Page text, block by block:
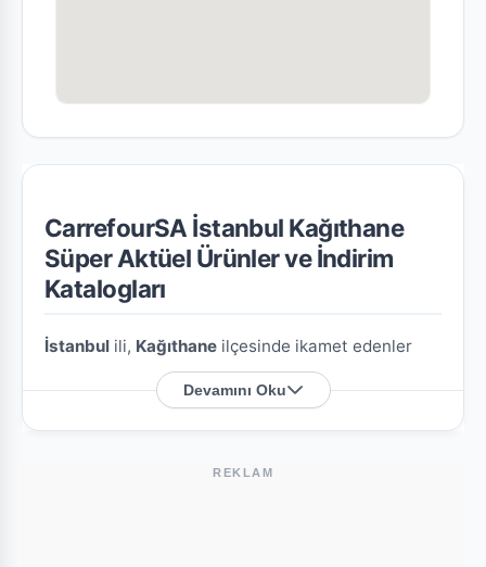
CarrefourSA İstanbul Kağıthane
Süper Aktüel Ürünler ve İndirim
Katalogları
İstanbul ili, Kağıthane ilçesinde ikamet edenler
CarrefourSA İstanbul Kağıthane Süper
şubesine özel en güncel indirim broşürlerini ve
aktüel ürün fırsatlarını bu sayfada derledik.
CarrefourSA İstanbul Kağıthane Süper
Devamını Oku
REKLAM